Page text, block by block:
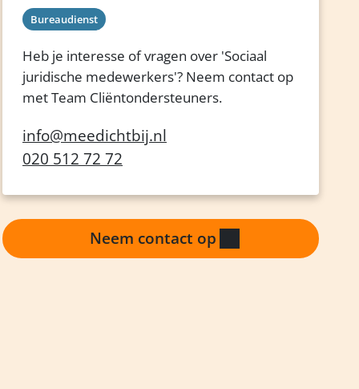
Bureaudienst
Heb je interesse of vragen over 'Sociaal
juridische medewerkers'? Neem contact op
met Team Cliëntondersteuners.
info@meedichtbij.nl
020 512 72 72
Neem contact op